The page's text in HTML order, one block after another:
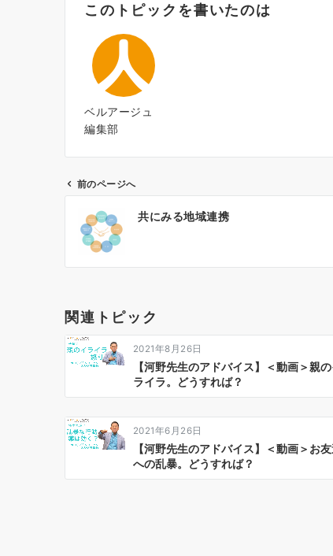
このトピックを書いたのは
ベルアージュ
編集部
ゲ
ー
シ
ョ
ン
前のページへ
共にみる地域連携
関連トピック
2021年8月26日
【河野先生のアドバイス】＜動画＞親の
ライラ。どうすれば？
2021年6月26日
【河野先生のアドバイス】＜動画＞お
への乱暴。どうすれば？